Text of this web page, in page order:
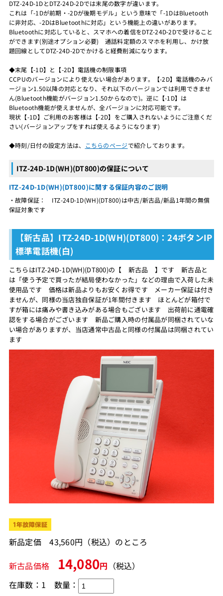
DTZ-24D-1DとDTZ-24D-2Dでは末尾の数字が違います。
これは「-1Dが前期・-2Dが後期モデル」という意味で「-1DはBluetooth
に非対応、-2DはBluetoothに対応」という機能上の違いがあります。
Bluetoothに対応していると、スマホへの着信をDTZ-24D-2Dで受けること
ができます(別途オプション必要) 通話料定額のスマホを利用し、かけ放
題回線としてDTZ-24D-2Dでかけると経費削減になります。
◆末尾【-1D】と【-2D】電話機の制限事項
CCPUのバージョンにより使えない場合があります。【-2D】電話機のみバ
ージョン1.50以降の対応となり、それ以下のバージョンでは利用できませ
ん(Bluetooth機能がバージョン1.50からなので)。逆に【-1D】は
Bluetooth機能が使えませんが、全バージョンに対応可能です。
現状【-1D】ご利用のお客様は【-2D】をご購入されないようにご注意くだ
さい(バージョンアップをすれば使えるようになります)
◆時刻/日付の設定方法は、 こちらのページで紹介しております。
ITZ-24D-1D(WH)(DT800)の保証について
ITZ-24D-1D(WH)(DT800)に関する保証内容のご説明
・故障保証： ITZ-24D-1D(WH)(DT800)は中古/新古品/新品1年間の無償
保証対象です
【新古品】ITZ-24D-1D(WH)(DT800)：24ボタンIP
標準電話機(白)
こちらはITZ-24D-1D(WH)(DT800)の【 新古品 】です 新古品と
は「使う予定で買ったが結局使わなかった」などの理由で入荷した未
使用品です 価格は新品よりもお安くお得です メーカー保証は付き
ませんが、同様の当店独自保証が1年間付きます ほとんどが箱付で
すが箱には痛みや書き込みがある場合もございます 出荷前に通電確
認をする場合がございます 新品ご購入時の付属品が同梱されていな
い場合がありますが、当店通常中古品と同様の付属品は同梱されてい
ます
新品定価 43,560円（税込）のところ
新古品価格
14,080円 （税込）
在庫数：1 数量：